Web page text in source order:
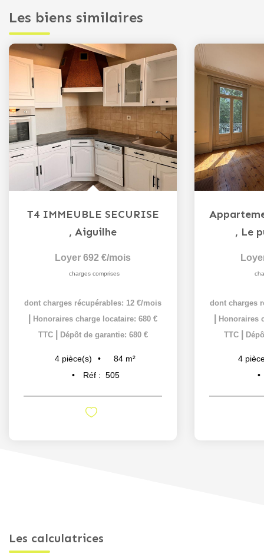
Les biens similaires
T4 IMMEUBLE SECURISE
, Aiguilhe
Loyer 692 €/mois
charges comprises
dont charges récupérables: 12 €/mois
Honoraires charge locataire: 680 €
TTC
Dépôt de garantie: 680 €
4 pièce(s) 84 m²
Réf : 505
, Le
dont charges
Honoraires
TTC
4
Les calculatrices